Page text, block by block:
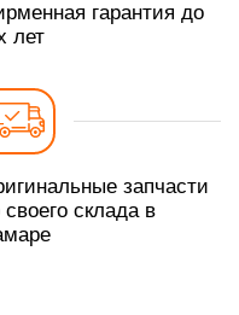
гарантия до
лет
запчасти
своего склада в